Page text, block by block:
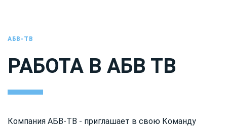
АБВ-ТВ
РАБОТА В АБВ ТВ
Компания АБВ-ТВ - приглашает в свою Команду